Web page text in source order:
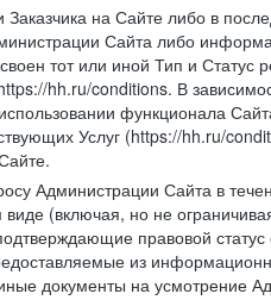
Заказчика на Сайте либо в
Сайта либо
тот или иной Тип и
hh.ru/conditions. В
функционала
Услуг (https://hh.ru/
Администрации Сайта в
(включая, но не
правовой
из
документы на усмотрение